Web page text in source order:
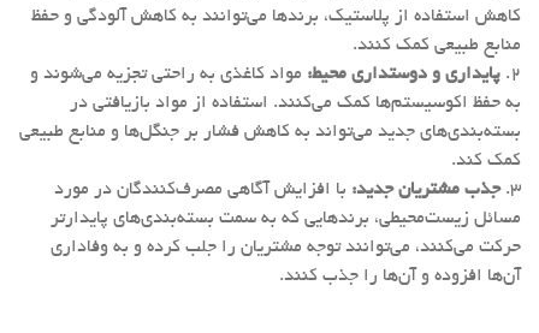
کاهش استفاده از پلاستیک، برندها می‌توانند به کاهش آلودگی و حفظ
منابع طبیعی کمک کنند.
پایداری و دوستداری محیط: مواد کاغذی به راحتی تجزیه می‌شوند و
به حفظ اکوسیستم‌ها کمک می‌کنند. استفاده از مواد بازیافتی در
بسته‌بندی‌های جدید می‌تواند به کاهش فشار بر جنگل‌ها و منابع طبیعی
کمک کند.
جذب مشتریان جدید: با افزایش آگاهی مصرف‌کنندگان در مورد
مسائل زیست‌محیطی، برندهایی که به سمت بسته‌بندی‌های پایدارتر
حرکت می‌کنند، می‌توانند توجه مشتریان را جلب کرده و به وفاداری
آن‌ها افزوده و آن‌ها را جذب کنند.